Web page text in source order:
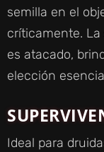
semilla en el
críticamente.
es atacado,
elección
Ideal para